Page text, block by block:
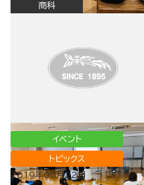
商科
イベント
トピックス
2019年08月22日